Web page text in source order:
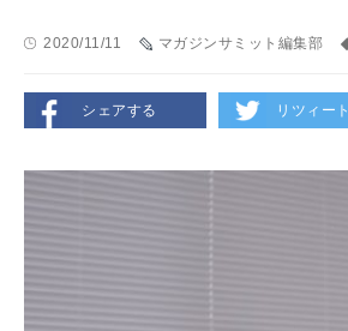
2020/11/11 マガジンサミット編集部
シェアする リツィート